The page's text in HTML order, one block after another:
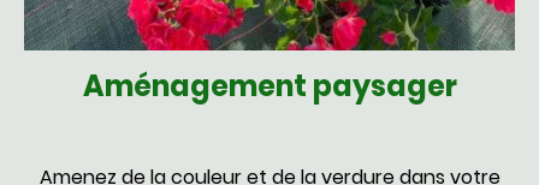
Aménagement paysager
Amenez de la couleur et de la verdure dans votre